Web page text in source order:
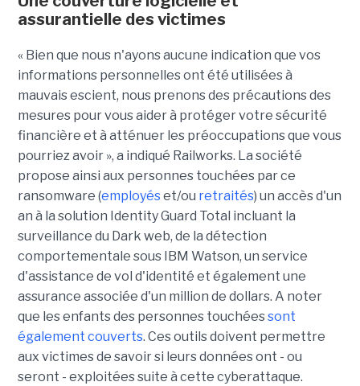
assurantielle des victimes
« Bien que nous n'ayons aucune indication que vos
informations personnelles ont été utilisées à
mauvais escient, nous prenons des précautions des
mesures pour vous aider à protéger votre sécurité
financière et à atténuer les préoccupations que vous
pourriez avoir », a indiqué Railworks. La société
propose ainsi aux personnes touchées par ce
ransomware (employéset/ou retraités) un accès d'un
an à la solution Identity Guard Total incluant la
surveillance du Dark web, de la détection
comportementale sous IBM Watson, un service
d'assistance de vol d'identité et également une
assurance associée d'un million de dollars. A noter
que les enfants des personnes touchéessont
également couverts. Ces outils doivent permettre
aux victimes de savoir si leurs données ont - ou
seront - exploitées suite à cette cyberattaque.